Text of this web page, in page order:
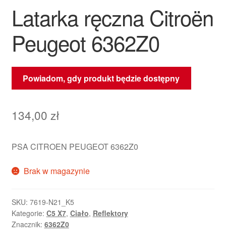
Zamówienia
Zasady i warunki
Latarka ręczna Citroën
Peugeot 6362Z0
Powiadom, gdy produkt będzie dostępny
134,00 zł
PSA CITROEN PEUGEOT 6362Z0
Brak w magazynie
SKU: 7619-N21_K5
Kategorie: C5 X7, Ciało, Reflektory
Znacznik: 6362Z0